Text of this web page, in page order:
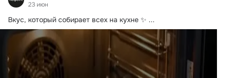
23 июн
Вкус, который собирает всех на кухне ✨ ...